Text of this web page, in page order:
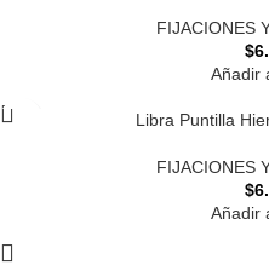
FIJACIONES
$
Añadir
Libra Puntilla
FIJACIONES
$
Añadir